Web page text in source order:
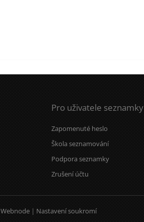
Pro uživatele seznamky
Zapomenuté heslo
Škola seznamování
Podpora seznamky
Zrušení účtu
Webnode | Nastavení soukromí